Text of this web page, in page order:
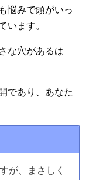
悩みで頭がいっ
います。
な穴があるは
であり、あなた
が、まさしく